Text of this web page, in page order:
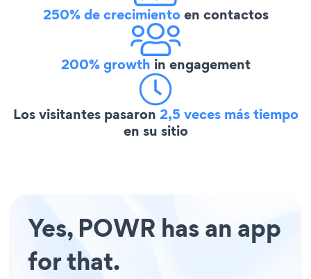
250% de crecimientoen contactos
200% growth in engagement
Los visitantes pasaron 2,5 veces más tiempo
en su sitio
Yes, POWR has an app
for that.